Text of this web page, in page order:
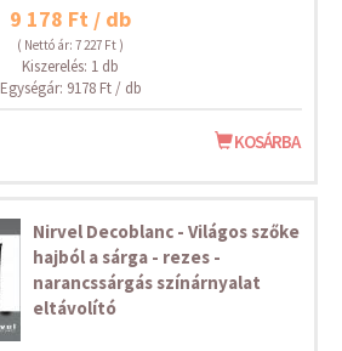
9 178 Ft / db
( Nettó ár: 7 227 Ft )
Kiszerelés: 1 db
Egységár: 9178 Ft / db
KOSÁRBA
Nirvel Decoblanc - Világos szőke
hajból a sárga - rezes -
narancssárgás színárnyalat
eltávolító